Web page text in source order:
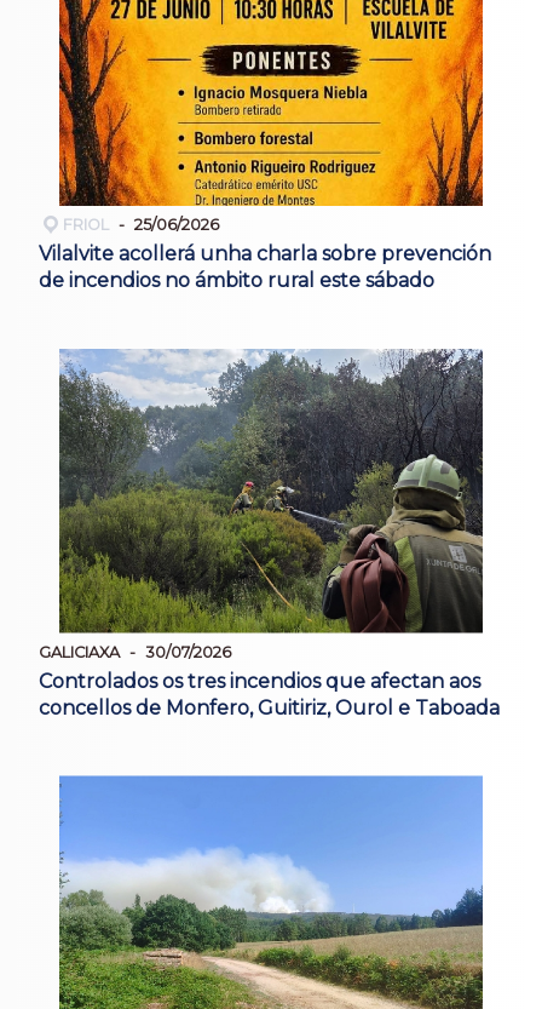
FRIOL 25/06/2026
Vilalvite acollerá unha charla sobre prevención
de incendios no ámbito rural este sábado
GALICIAXA 30/07/2026
Controlados os tres incendios que afectan aos
concellos de Monfero, Guitiriz, Ourol e Taboada